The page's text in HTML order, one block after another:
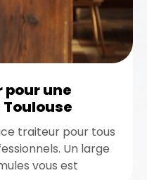
une
traiteur pour tous
Un large
vous est